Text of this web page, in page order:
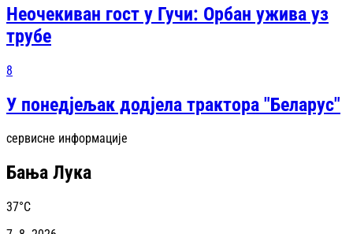
Неочекиван гост у Гучи: Орбан ужива уз
трубе
8
У понедјељак додјела трактора "Беларус"
сервисне информације
Бања Лука
37°C